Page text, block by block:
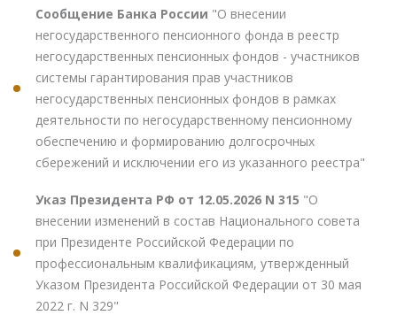
Сообщение Банка России "О внесении
негосударственного пенсионного фонда в реестр
негосударственных пенсионных фондов - участников
системы гарантирования прав участников
негосударственных пенсионных фондов в рамках
деятельности по негосударственному пенсионному
обеспечению и формированию долгосрочных
сбережений и исключении его из указанного реестра"
Указ Президента РФ от 12.05.2026 N 315 "О
внесении изменений в состав Национального совета
при Президенте Российской Федерации по
профессиональным квалификациям, утвержденный
Указом Президента Российской Федерации от 30 мая
2022 г. N 329"